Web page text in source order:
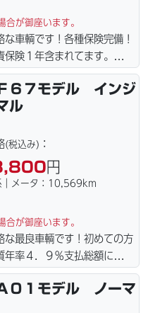
が御座います。
車輌です！各種保険完備！
険１年含まれてます。全国
します！！（離島の場合は
入可能！ｗｅｂローン・カー
レストアまで、お気軽にお
像見れます。
６７モデル インジ
ル
(税込み) ：
円
｜メータ：10,569km
が御座います。
な最良車輌です！初めての方
率４．９％支払総額に自賠
でも１万円〜4.5万円にて配
めになります）ｗｅｂロー
ヤ・ブレーキパッド・ベル
１モデル ノーマ